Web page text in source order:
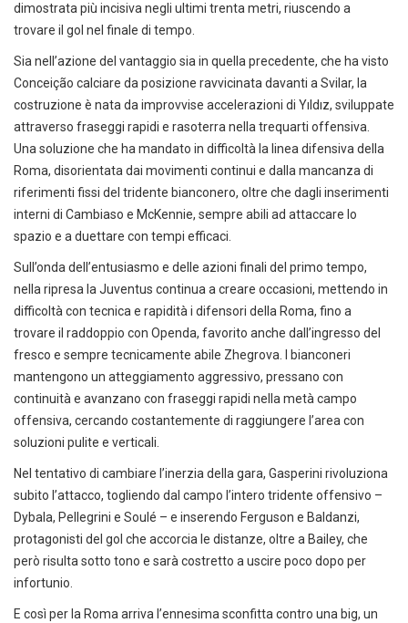
dimostrata più incisiva negli ultimi trenta metri, riuscendo a
trovare il gol nel finale di tempo.
Sia nell’azione del vantaggio sia in quella precedente, che ha visto
Conceição calciare da posizione ravvicinata davanti a Svilar, la
costruzione è nata da improvvise accelerazioni di Yıldız, sviluppate
attraverso fraseggi rapidi e rasoterra nella trequarti offensiva.
Una soluzione che ha mandato in difficoltà la linea difensiva della
Roma, disorientata dai movimenti continui e dalla mancanza di
riferimenti fissi del tridente bianconero, oltre che dagli inserimenti
interni di Cambiaso e McKennie, sempre abili ad attaccare lo
spazio e a duettare con tempi efficaci.
Sull’onda dell’entusiasmo e delle azioni finali del primo tempo,
nella ripresa la Juventus continua a creare occasioni, mettendo in
difficoltà con tecnica e rapidità i difensori della Roma, fino a
trovare il raddoppio con Openda, favorito anche dall’ingresso del
fresco e sempre tecnicamente abile Zhegrova. I bianconeri
mantengono un atteggiamento aggressivo, pressano con
continuità e avanzano con fraseggi rapidi nella metà campo
offensiva, cercando costantemente di raggiungere l’area con
soluzioni pulite e verticali.
Nel tentativo di cambiare l’inerzia della gara, Gasperini rivoluziona
subito l’attacco, togliendo dal campo l’intero tridente offensivo –
Dybala, Pellegrini e Soulé – e inserendo Ferguson e Baldanzi,
protagonisti del gol che accorcia le distanze, oltre a Bailey, che
però risulta sotto tono e sarà costretto a uscire poco dopo per
infortunio.
E così per la Roma arriva l’ennesima sconfitta contro una big, un